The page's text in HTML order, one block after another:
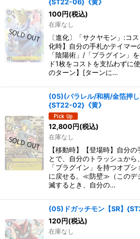
{ST22-06}《黄》
100円(税込)
在庫なし
〔進化〕「サクヤモン」:コ
化時】自分の手札かテイマー
「陰陽術」/「プラグイン」
ド1枚をコストを支払わずに
のターン】[ターンに…
(05)(パラレル/和柄/金箔押し
{ST22-02}《黄》
12,800円(税込)
在庫なし
【移動時】【登場時】自分
とで、自分のトラッシュか
「プラグイン」を持つオプ
に戻せる。≪防壁≫（このデ
滅するとき、自分の…
(05)ドガッチモン【SR】
120円(税込)
在庫なし